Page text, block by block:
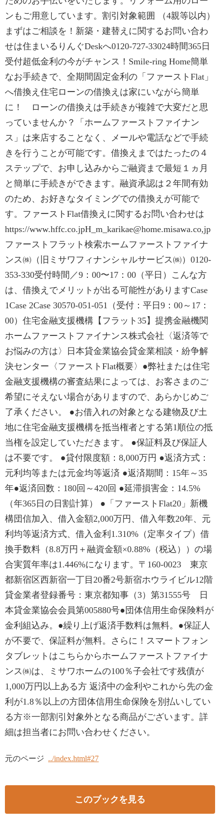
ンもご用意しています。割引対象範囲 （4親等以内）
まずはご相談を！新築・建替えに関するお問い合わ
せは住まいるりんぐDeskへ0120-727-33024時間365日
受付超低金利の今がチャンス！Smile-ring Home簡単
なお手続きで、全期間固定金利の「ファーストFlat」
へ借換え住宅ローンの借換えは家にいながら簡単
に！ ローンの借換えは手続きが複雑で大変だと思
っていませんか？「ホームファーストファイナン
ス」は来店することなく、メールや電話などで手続
きを行うことが可能です。借換えまではたったの４
ステップで、お申し込みからご融資まで最短１ヵ月
と簡単に手続きができます。融資承認は２年間有効
のため、お好きなタイミングでの借換えが可能で
す。ファーストFlat借換えに関するお問い合わせは
https://www.hffc.co.jpH_m_karikae@home.misawa.co,jp
ファーストフラット検索ホームファーストファイナ
ンス㈱（旧ミサワフィナンシャルサービス㈱）0120-
353-330受付時間／9：00〜17：00（平日）こんな方
は、借換えでメリットが出る可能性がありますCase
1Case 2Case 30570-051-051（受付：平日9：00～17：
00）住宅金融支援機構【フラット35】提携金融機関
ホームファーストファイナンス株式会社〈返済等で
お悩みの方は〉日本貸金業協会貸金業相談・紛争解
決センター〈ファーストFlat概要〉●弊社または住宅
金融支援機構の審査結果によっては、お客さまのご
希望にそえない場合がありますので、あらかじめご
了承ください。 ●お借入れの対象となる建物及び土
地に住宅金融支援機構を抵当権者とする第1順位の抵
当権を設定していただきます。 ●保証料及び保証人
は不要です。 ●貸付限度額：8,000万円 ●返済方式：
元利均等または元金均等返済 ●返済期間：15年～35
年●返済回数：180回～420回 ●延滞損害金：14.5%
（年365日の日割計算） ●「ファーストFlat20」新機
構団信加入、借入金額2,000万円、借入年数20年、元
利均等返済方式、借入金利1.310%（定率タイプ）借
換手数料（8.8万円＋融資金額×0.88%（税込））の場
合実質年率は1.446%になります。〒160-0023 東京
都新宿区西新宿一丁目20番2号新宿ホウライビル12階
貸金業者登録番号：東京都知事（3）第31555号 日
本貸金業協会会員第005880号●団体信用生命保険料が
金利組込み。●繰り上げ返済手数料は無料。●保証人
が不要で、保証料が無料。さらに！スマートフォン
タブレットはこちらからホームファーストファイナ
ンス㈱は、ミサワホームの100％子会社です残債が
1,000万円以上ある方 返済中の金利やこれから先の金
利が1.8％以上の方団体信用生命保険を別払いしてい
る方※一部割引対象外となる商品がございます。詳
細は担当者にお問い合わせください。
元のページ ../index.html#27
このブックを見る